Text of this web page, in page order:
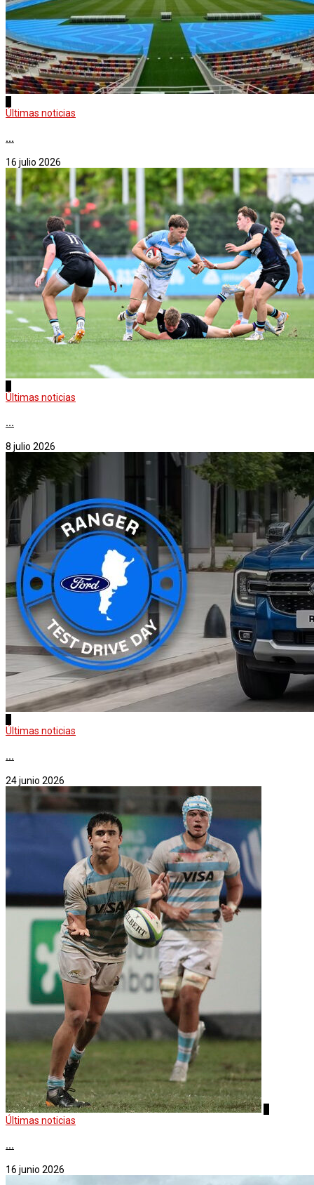
Últimas noticias
...
16 julio 2026
Últimas noticias
...
8 julio 2026
Últimas noticias
...
24 junio 2026
Últimas noticias
...
16 junio 2026